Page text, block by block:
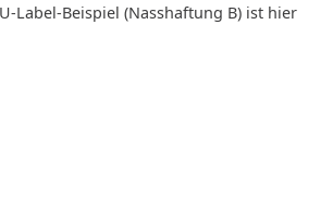
Label-Beispiel (Nasshaftung B) ist hier